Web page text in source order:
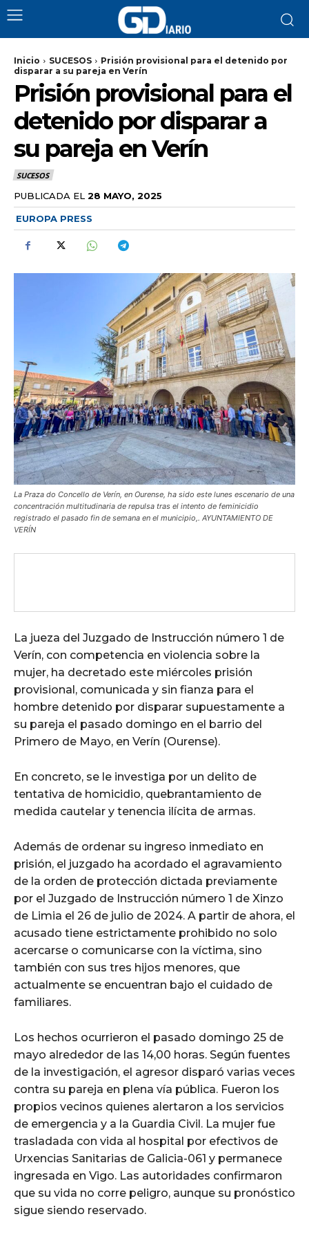
Inicio SUCESOS
Prisión provisional para el detenido por
disparar a su pareja en Verín
Prisión provisional para el
detenido por disparar a
su pareja en Verín
SUCESOS
PUBLICADA EL 28 MAYO, 2025
EUROPA PRESS
La Praza do Concello de Verín, en Ourense, ha sido este lunes escenario de una
concentración multitudinaria de repulsa tras el intento de feminicidio
registrado el pasado fin de semana en el municipio,. AYUNTAMIENTO DE
VERÍN
La jueza del Juzgado de Instrucción número 1 de
Verín, con competencia en violencia sobre la
mujer, ha decretado este miércoles prisión
provisional, comunicada y sin fianza para el
hombre detenido por disparar supuestamente a
su pareja el pasado domingo en el barrio del
Primero de Mayo, en Verín (Ourense).
En concreto, se le investiga por un delito de
tentativa de homicidio, quebrantamiento de
medida cautelar y tenencia ilícita de armas.
Además de ordenar su ingreso inmediato en
prisión, el juzgado ha acordado el agravamiento
de la orden de protección dictada previamente
por el Juzgado de Instrucción número 1 de Xinzo
de Limia el 26 de julio de 2024. A partir de ahora, el
acusado tiene estrictamente prohibido no solo
acercarse o comunicarse con la víctima, sino
también con sus tres hijos menores, que
actualmente se encuentran bajo el cuidado de
familiares.
Los hechos ocurrieron el pasado domingo 25 de
mayo alrededor de las 14,00 horas. Según fuentes
de la investigación, el agresor disparó varias veces
contra su pareja en plena vía pública. Fueron los
propios vecinos quienes alertaron a los servicios
de emergencia y a la Guardia Civil. La mujer fue
trasladada con vida al hospital por efectivos de
Urxencias Sanitarias de Galicia-061 y permanece
ingresada en Vigo. Las autoridades confirmaron
que su vida no corre peligro, aunque su pronóstico
sigue siendo reservado.